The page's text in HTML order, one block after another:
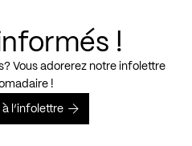
!
Vous adorerez notre infolettre
!
à l’infolettre